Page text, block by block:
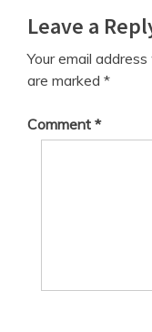
Leave a
Your email
are marked *
Comment *